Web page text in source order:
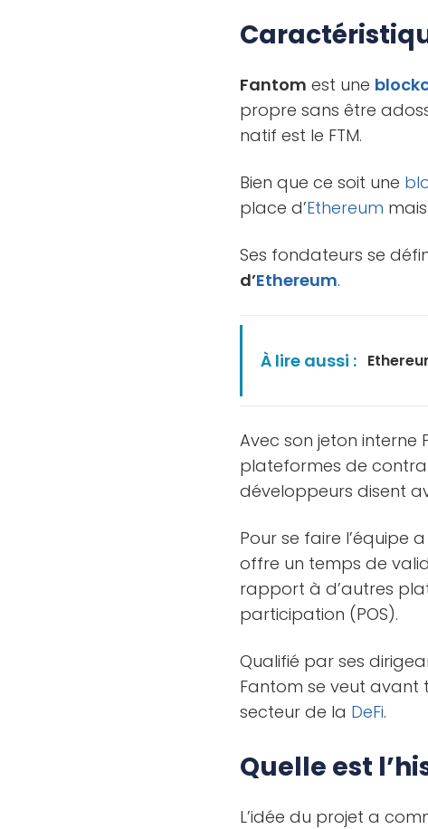
Fantom est une
propre sans être
natif est le FTM.
Bien que ce soit une
place d’Ethereum
Ses fondateurs se
d’Ethereum.
À lire aussi :
Avec son jeton interne
plateformes de
développeurs disent
Pour se faire l’équipe
offre un temps de
rapport à d’autres
participation (POS).
Qualifié par ses
Fantom se veut
secteur de la DeFi.
Quelle est
L’idée du projet a